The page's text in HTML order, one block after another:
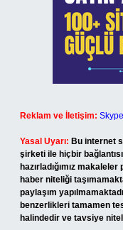
Reklam ve İletişim:
Yasal Uyarı: Bu internet
şirketi ile hiçbir
hazırladığımız
haber niteliği
paylaşım
benzerlikleri tamamen
halindedir ve tavsiye